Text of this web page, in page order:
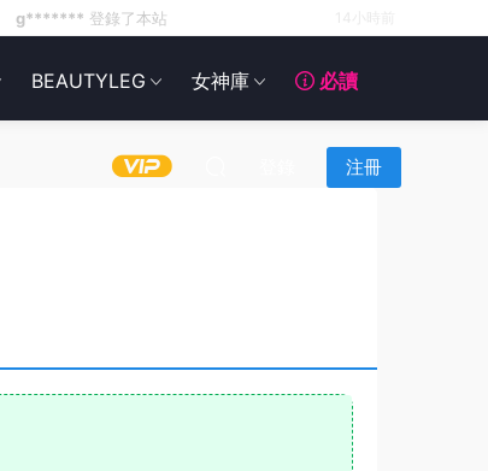
BEAUTYLEG 女神庫 必讀
注冊
6*******
6******* 17小時前
6******* 17小時前
17小時前